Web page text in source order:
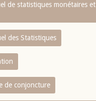
de statistiques monétaires et
des Statistiques
de conjoncture